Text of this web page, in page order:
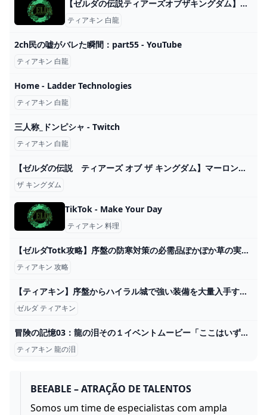
【ゼルダの伝説ティアーズオブザキングダム】白龍の入手素材と出現場所【ティアキン】 ゲーム攻略サイト AlGest
ティアキン 白龍
2ch民の嘘がバレた瞬間：part55 - YouTube
ティアキン 白龍
Home - Ladder Technologies
ティアキン 白龍
三人称_ドンピシャ - Twitch
ティアキン 白龍
【ゼルダの伝説 ティアーズ オブ ザ キングダム】マーロンミルク要求しすぎでは･･･？【ティアキン/TotK】 - YouTube
ザ キングダム
TikTok - Make Your Day
ティアキン 料理
【ゼルダTotk攻略】序盤の防寒対策の必需品ぽかぽか草の実を効率よく回収できるルートはこちら！ - YouTube
ティアキン 攻略
【ティアキン】序盤からハイラル城で強い装備を大量入手する方法【ゼルダの伝説 ティアーズ オブ ザ キングダム】 - YouTube
ゼルダ ティアキン
冒険の記憶03：龍の泪その１イベントムービー「ここはいずこ？」 #ティアキン #イベント #ゼルダの伝説 #ゼルダの伝説ティアーズオブザキングダム #イベントムービー #龍の泪 #冒険の記憶03 - YouTube
ティアキン 龍の泪
BEEABLE – ATRAÇÃO DE TALENTOS
Somos um time de especialistas com ampla